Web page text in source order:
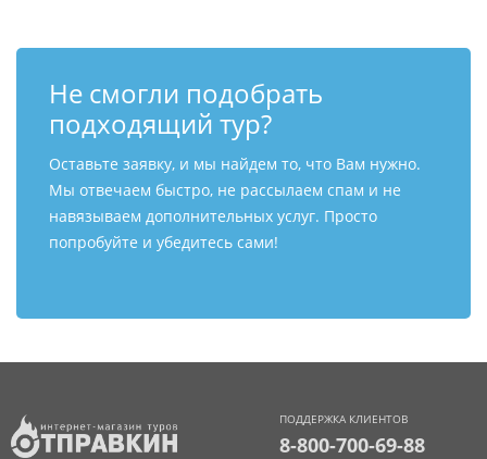
Не смогли подобрать
подходящий тур?
Оставьте заявку, и мы найдем то, что Вам нужно.
Мы отвечаем быстро, не рассылаем спам и не
навязываем дополнительных услуг. Просто
попробуйте и убедитесь сами!
ПОДДЕРЖКА КЛИЕНТОВ
8-800-700-69-88